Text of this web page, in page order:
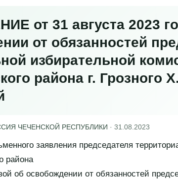
от 31 августа 2023
от обязанностей
избирательной
района г. Грозного
ЧЕЧЕНСКОЙ РЕСПУБЛИКИ · 31.08.2023
заявления председателя
района
об освобождении от обязанностей